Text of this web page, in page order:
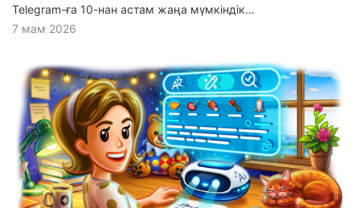
Telegram-ға 10-нан астам жаңа мүмкіндік…
7 мам 2026